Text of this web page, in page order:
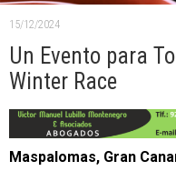
15/12/2024
Un Evento para
Winter Race
Maspalomas, Gran